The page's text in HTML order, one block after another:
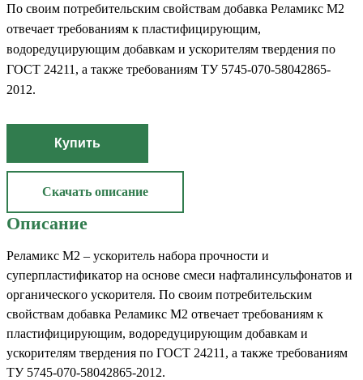
По своим потребительским свойствам добавка Реламикс М2
отвечает требованиям к пластифицирующим,
водоредуцирующим добавкам и ускорителям твердения по
ГОСТ 24211, а также требованиям ТУ 5745-070-58042865-
2012.
Купить
Скачать описание
Описание
Реламикс М2 – ускоритель набора прочности и
суперпластификатор на основе смеси нафталинсульфонатов и
органического ускорителя. По своим потребительским
свойствам добавка Реламикс М2 отвечает требованиям к
пластифицирующим, водоредуцирующим добавкам и
ускорителям твердения по ГОСТ 24211, а также требованиям
ТУ 5745-070-58042865-2012.